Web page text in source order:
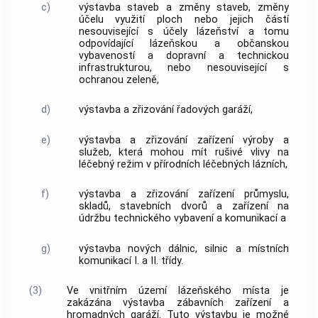
c)
výstavba staveb a změny staveb, změny
účelu využití ploch nebo jejich částí
nesouvisející s účely lázeňství a tomu
odpovídající lázeňskou a občanskou
vybaveností a dopravní a technickou
infrastrukturou, nebo nesouvisející s
ochranou zeleně,
d) výstavba a zřizování řadových garáží,
e)
výstavba a zřizování zařízení výroby a
služeb, která mohou mít rušivé vlivy na
léčebný režim v přírodních léčebných lázních,
f)
výstavba a zřizování zařízení průmyslu,
skladů, stavebních dvorů a zařízení na
údržbu technického vybavení a komunikací a
g)
výstavba nových dálnic, silnic a místních
komunikací I. a II. třídy.
(3) Ve vnitřním území lázeňského místa je
zakázána výstavba zábavních zařízení a
hromadných garáží. Tuto výstavbu je možné